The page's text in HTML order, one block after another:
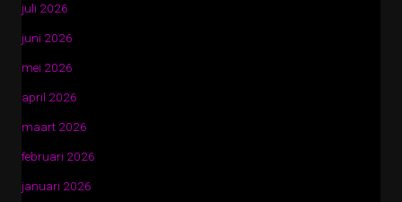
juli 2026
juni 2026
mei 2026
april 2026
maart 2026
februari 2026
januari 2026